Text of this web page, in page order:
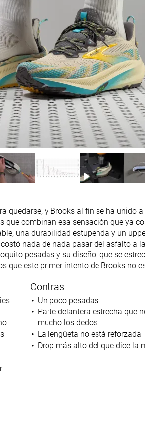
quedarse, y Brooks al fin se ha unido
que combinan esa sensación que ya
una durabilidad estupenda y un
nada de nada pasar del asfalto a
pesadas y su diseño, que se
que este primer intento de Brooks no
Contras
Un poco pesadas
Parte delantera estrecha que
mucho los dedos
La lengüeta no está reforzada
Drop más alto del que dice la